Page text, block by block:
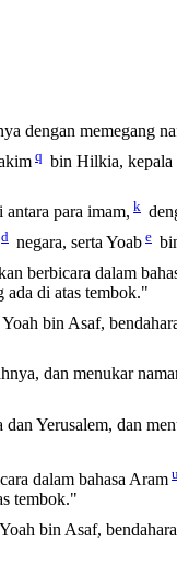
dengan memegang
q bin Hilkia, kepala
antara para imam, k
d negara, serta Yoab e
berbicara dalam
ada di atas tembok."
bin Asaf,
dan menukar
Yerusalem, dan
dalam bahasa Aram
tembok."
bin Asaf, bendahara